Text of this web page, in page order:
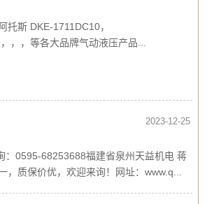
托斯 DKE-1711DC10，
，，等各大品牌气动液压产品...
2023-12-25
：0595-68253688福建省泉州天益机电 蒋
质保价优，欢迎来询！网址：www.q...